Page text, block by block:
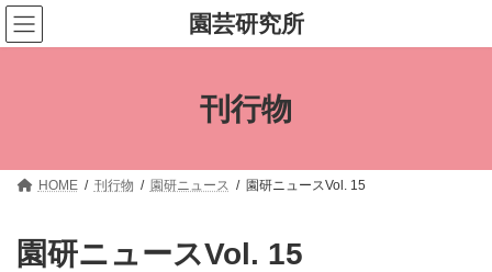
コ
ン
テ
ナ
ビ
ゲ
園芸研究所
刊行物
HOME 刊行物 園研ニュース 園研ニュースVol. 15
園研ニュースVol. 15